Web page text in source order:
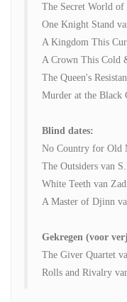
The Secret World of
One Knight Stand
A Kingdom This
A Crown This Cold
The Queen's
Murder at the Black
Blind dates:
No Country for Old
The Outsiders van
White Teeth van
A Master of Djinn
Gekregen (voor
The Giver Quartet
Rolls and Rivalry